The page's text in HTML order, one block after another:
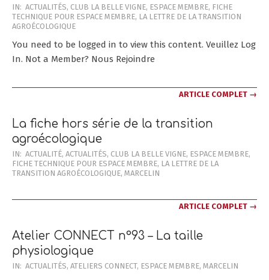
2026-
01-
IN: ACTUALITÉS, CLUB LA BELLE VIGNE, ESPACE MEMBRE, FICHE
TECHNIQUE POUR ESPACE MEMBRE, LA LETTRE DE LA TRANSITION
AGROÉCOLOGIQUE
You need to be logged in to view this content. Veuillez Log
In. Not a Member? Nous Rejoindre
ARTICLE COMPLET →
La fiche hors série de la transition
agroécologique
2025-
12-
IN: ACTUALITÉ, ACTUALITÉS, CLUB LA BELLE VIGNE, ESPACE MEMBRE,
FICHE TECHNIQUE POUR ESPACE MEMBRE, LA LETTRE DE LA
TRANSITION AGROÉCOLOGIQUE, MARCELIN
ARTICLE COMPLET →
Atelier CONNECT n°93 – La taille
physiologique
2025-
IN: ACTUALITÉS, ATELIERS CONNECT, ESPACE MEMBRE, MARCELIN